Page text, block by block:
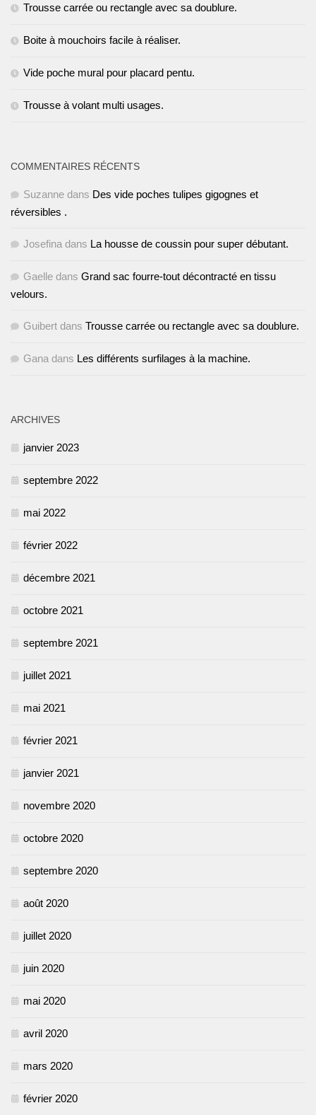
Trousse carrée ou rectangle avec sa doublure.
Boite à mouchoirs facile à réaliser.
Vide poche mural pour placard pentu.
Trousse à volant multi usages.
COMMENTAIRES RÉCENTS
Suzanne dans Des vide poches tulipes gigognes et
réversibles .
Josefina dans La housse de coussin pour super débutant.
Gaelle dans Grand sac fourre-tout décontracté en tissu
velours.
Guibert dans Trousse carrée ou rectangle avec sa doublure.
Gana dans Les différents surfilages à la machine.
ARCHIVES
janvier 2023
septembre 2022
mai 2022
février 2022
décembre 2021
octobre 2021
septembre 2021
juillet 2021
mai 2021
février 2021
janvier 2021
novembre 2020
octobre 2020
septembre 2020
août 2020
juillet 2020
juin 2020
mai 2020
avril 2020
mars 2020
février 2020